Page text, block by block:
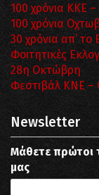
100 χρόνια ΚΚΕ
100 χρόνια
30 χρόνια απ’
Φοιτητικές
28η Οκτώβρη
Φεστιβάλ ΚΝΕ –
Newsletter
Μάθετε πρώτοι
μας